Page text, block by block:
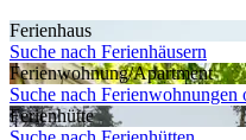
Ferienhaus
Suche nach Ferienhäusern
Ferienwohnung/Apartment
Suche nach Ferienwohnungen
Ferienhütte